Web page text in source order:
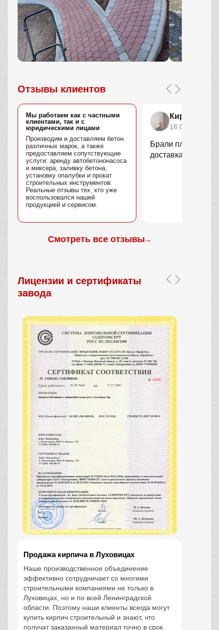
Отзывы клиентов
Мы работаем как с частными
клиентами, так и с
юридическими лицами
Производим и доставляем бетон
различных марок, а также
предоставляем сопутствующие
услуги: аренду автобетононасоса
и миксера, заливку бетона,
установку опалубки и прокат
строительных инструментов.
Реальные отзывы тех, кто уже
воспользовался нашей
продукцией и сервисом.
Кирилл
16.08.2025
Брали плитку для
доставка быстрая
Смотреть все отзывы→
Лицензии и сертификаты
завода
Продажа кирпича в Луховицах
Наше производственное объединение
эффективно сотрудничает со многими
строительными компаниями не только в
Луховицах, но и по всей Ленинградской
области. Поэтому наши клиенты всегда могут
купить кирпич строительный и знают, что
получат заказанный материал точно в срок